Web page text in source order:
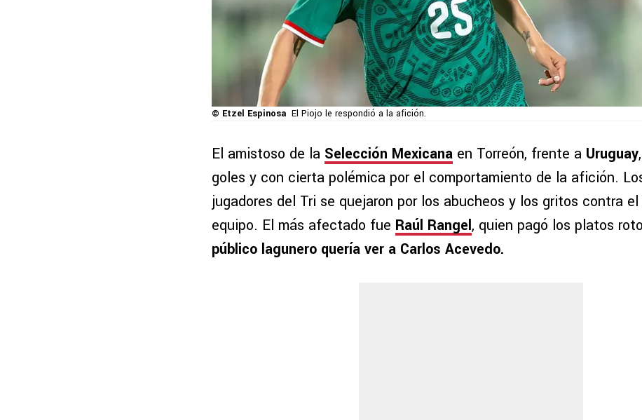
© Etzel Espinosa El Piojo le respondió a la afición.
El amistoso de la Selección Mexicana en Torreón, frente a Uruguay
goles y con cierta polémica por el comportamiento de la afición.
jugadores del Tri se quejaron por los abucheos y los gritos contra el
equipo. El más afectado fue Raúl Rangel, quien pagó los platos
público lagunero quería ver a Carlos Acevedo.